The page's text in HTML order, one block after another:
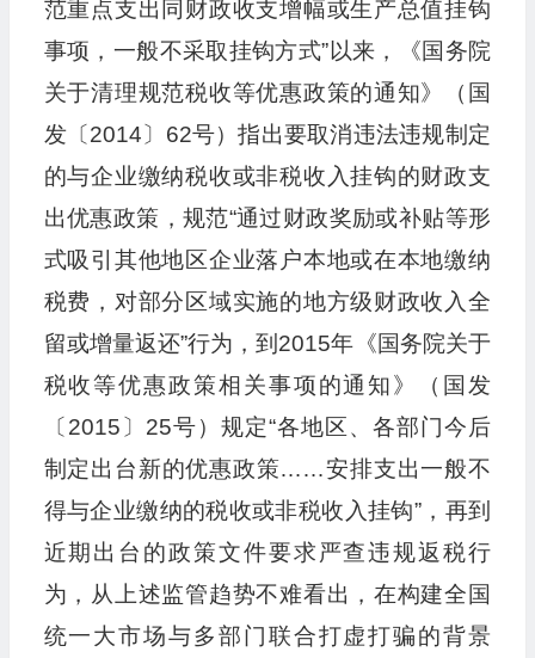
范重点支出同财政收支增幅或生产总值挂钩
事项，一般不采取挂钩方式”以来，《国务院
关于清理规范税收等优惠政策的通知》（国
发〔2014〕62号）指出要取消违法违规制定
的与企业缴纳税收或非税收入挂钩的财政支
出优惠政策，规范“通过财政奖励或补贴等形
式吸引其他地区企业落户本地或在本地缴纳
税费，对部分区域实施的地方级财政收入全
留或增量返还”行为，到2015年《国务院关于
税收等优惠政策相关事项的通知》（国发
〔2015〕25号）规定“各地区、各部门今后
制定出台新的优惠政策……安排支出一般不
得与企业缴纳的税收或非税收入挂钩”，再到
近期出台的政策文件要求严查违规返税行
为，从上述监管趋势不难看出，在构建全国
统一大市场与多部门联合打虚打骗的背景